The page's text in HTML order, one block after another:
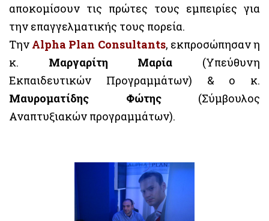
αποκομίσουν τις πρώτες τους εμπειρίες για
την επαγγελματικής τους πορεία.
Την Alpha Plan Consultants, εκπροσώπησαν η
κ. Μαργαρίτη Μαρία (Υπεύθυνη
Εκπαιδευτικών Προγραμμάτων) & ο κ.
Μαυροματίδης Φώτης(Σύμβουλος
Αναπτυξιακών προγραμμάτων).